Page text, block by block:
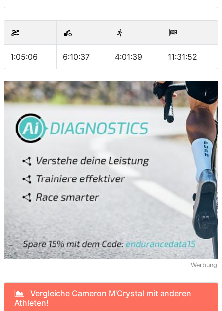
1:05:06 6:10:37 4:01:39 11:31:52
Werbung
Vergleiche Cameron M'Crystal mit anderen
Athleten!